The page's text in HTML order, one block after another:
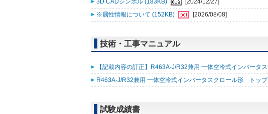
3D CADシンボル (183KB)
[2024/12/27]
※属性情報について (152KB)
[2026/08/08]
技術・工事マニュアル
【記載内容の訂正】R463A-J/R32兼用 一体空冷式インバー
R463A-J/R32兼用 一体空冷式インバータスクロール形 トッ
試験成績書